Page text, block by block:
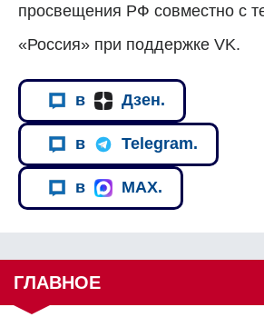
просвещения РФ совместно с
«Россия» при поддержке VK.
в Дзен.
в Telegram.
в MAX.
ГЛАВНОЕ